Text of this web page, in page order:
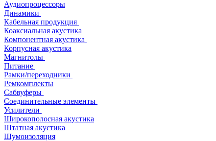
Аудиопроцессоры
Динамики
Кабельная продукция
Коаксиальная акустика
Компонентная акустика
Корпусная акустика
Магнитолы
Питание
Рамки/переходники
Ремкомплекты
Сабвуферы
Соединительные элементы
Усилители
Широкополосная акустика
Штатная акустика
Шумоизоляция